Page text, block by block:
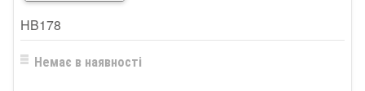
HB178
Немає в наявності